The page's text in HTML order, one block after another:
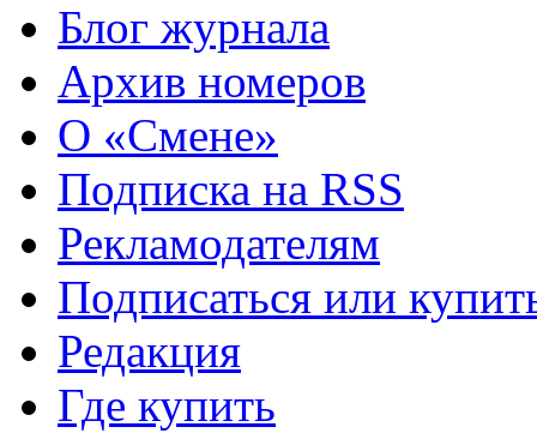
Блог журнала
Архив номеров
О «Смене»
Подписка на RSS
Рекламодателям
Подписаться или
Редакция
Где купить